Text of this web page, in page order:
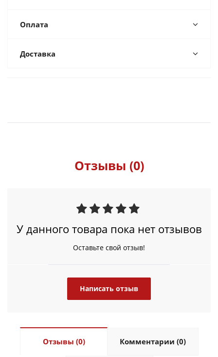
Оплата
Доставка
Отзывы (0)
У данного товара пока нет отзывов
Оставьте свой отзыв!
Написать отзыв
Отзывы (0) Комментарии (0)